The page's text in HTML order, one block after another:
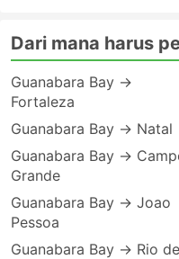
Dari mana harus
Guanabara Bay →
Fortaleza
Guanabara Bay → Natal
Guanabara Bay →
Grande
Guanabara Bay → Joao
Pessoa
Guanabara Bay → Rio de